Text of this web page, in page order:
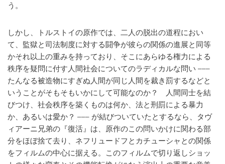
う。
しかし、トルストイの原作では、二人の脱出の道程におい
て、監獄と司法制度に対する闘争が彼らの関係の進展と同等
かそれ以上の重みを持っており、そこにあらゆる権力による
秩序を疑問に付す人間社会についてのラディカルな問い –––
たんなる被造物にすぎぬ人間が同じ人間を裁き罰するなどと
いうことがそもそもいかにして可能なのか？ 人間同士を結
びつけ、社会秩序を築くものは何か、法と刑罰による暴力
か、あるいは愛か？ ––– が結びついていたとするなら、タヴ
ィアーニ兄弟の『復活』は、原作のこの問いかけに関わる部
分をほぼ捨て去り、ネフリュードフとカチューシャとの関係
をフィルムの中心に据える。このフィルムで切り返しショッ